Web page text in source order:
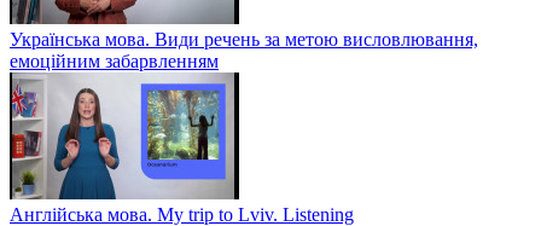
Українська мова. Види речень за метою висловлювання,
емоційним забарвленням
Англійська мова. My trip to Lviv. Listening